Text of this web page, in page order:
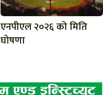
एनपीएल २०२६ को मिति
घोषणा